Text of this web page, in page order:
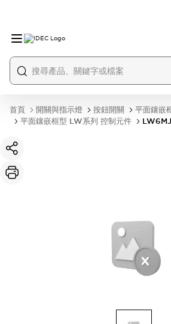
首頁 開關與指示燈 按鈕開關
平面鑲嵌
平面鑲嵌框型 LW系列 控制元件